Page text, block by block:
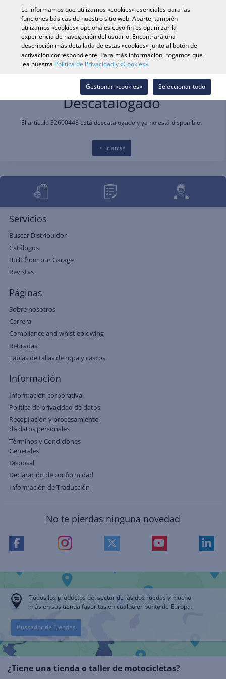
Búsqueda de vehículo
Buscar en tienda
Descatalogado
El artículo 32600448 está descatalogado y ya no está disponible.
Ir atrás
Servicios
Buscar Distribuidor
Catálogos
Built from our Garage
Revistas
Páginas
Sobre nosotros
Carrera
Compliance and whistleblowing
Retiradas
Tablas de tallas de ropa y cascos
Información
Información corporativa
Política de privacidad de datos
Recopilación y procesamiento
de datos personales
Términos y Condiciones
Generales
Disposal
Declaración de conformidad
Información de Traducción
No te pierdas ninguna novedad
Todos los productos del sector de las dos ruedas y mucho
más en sus tienda favoritas en cualquier punto de Europa.
Buscador de Tiendas
¿Tiene una tienda o taller de motocicletas?
Le informamos que utilizamos «cookies» esenciales para las
funciones básicas de nuestro sitio web. Aparte, también
utilizamos «cookies» opcionales cuyo fin es optimizar la
experiencia de navegación del usuario. Encontrará una
descripción más detallada de estas «cookies» junto al botón de
activación correspondiente. Para más información, rogamos que
lea nuestra Política de Privacidad y «Cookies»
Seleccionar todo
Gestionar «cookies»